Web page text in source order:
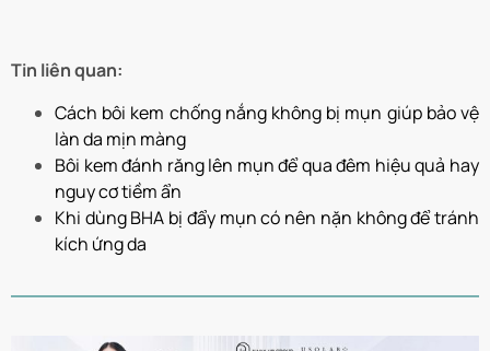
Tin liên quan:
Cách bôi kem chống nắng không bị mụn giúp bảo vệ
làn da mịn màng
Bôi kem đánh răng lên mụn để qua đêm hiệu quả hay
nguy cơ tiềm ẩn
Khi dùng BHA bị đẩy mụn có nên nặn không để tránh
kích ứng da